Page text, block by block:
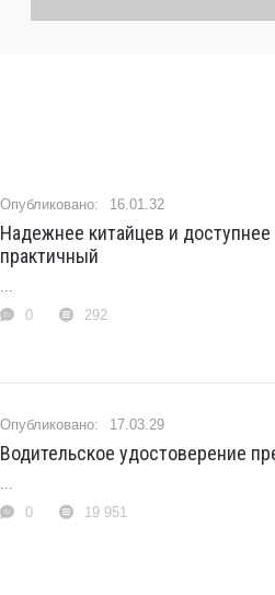
16.01.32
Надежнее китайцев и
практичный
...
0
292
17.03.29
Водительское удостоверение
...
0
19 951